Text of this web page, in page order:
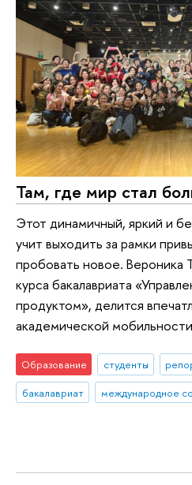
Там, где мир стал
Этот динамичный, яркий и
учит выходить за рамки
пробовать новое. Вероника
курса бакалавриата
продуктом», делится
академической
Образование студенты
бакалавриат
международное